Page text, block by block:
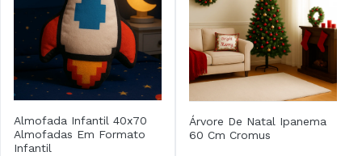
Almofada Infantil 40x70
Almofadas Em Formato
Infantil
Árvore De Natal Ipanema
60 Cm Cromus